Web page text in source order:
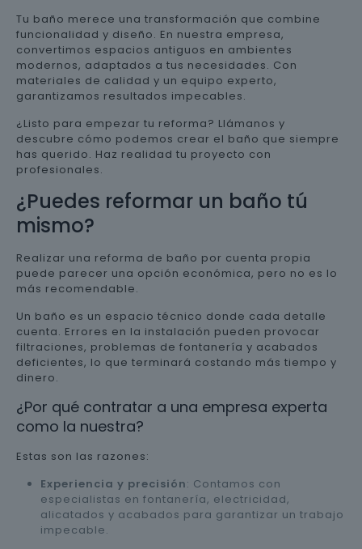
Tu baño merece una transformación que combine
funcionalidad y diseño. En nuestra empresa,
convertimos espacios antiguos en ambientes
modernos, adaptados a tus necesidades. Con
materiales de calidad y un equipo experto,
garantizamos resultados impecables.
¿Listo para empezar tu reforma? Llámanos y
descubre cómo podemos crear el baño que siempre
has querido. Haz realidad tu proyecto con
profesionales.
¿Puedes reformar un baño tú
mismo?
Realizar una reforma de baño por cuenta propia
puede parecer una opción económica, pero no es lo
más recomendable.
Un baño es un espacio técnico donde cada detalle
cuenta. Errores en la instalación pueden provocar
filtraciones, problemas de fontanería y acabados
deficientes, lo que terminará costando más tiempo y
dinero.
¿Por qué contratar a una empresa experta
como la nuestra?
Estas son las razones:
Experiencia y precisión: Contamos con
especialistas en fontanería, electricidad,
alicatados y acabados para garantizar un trabajo
impecable.